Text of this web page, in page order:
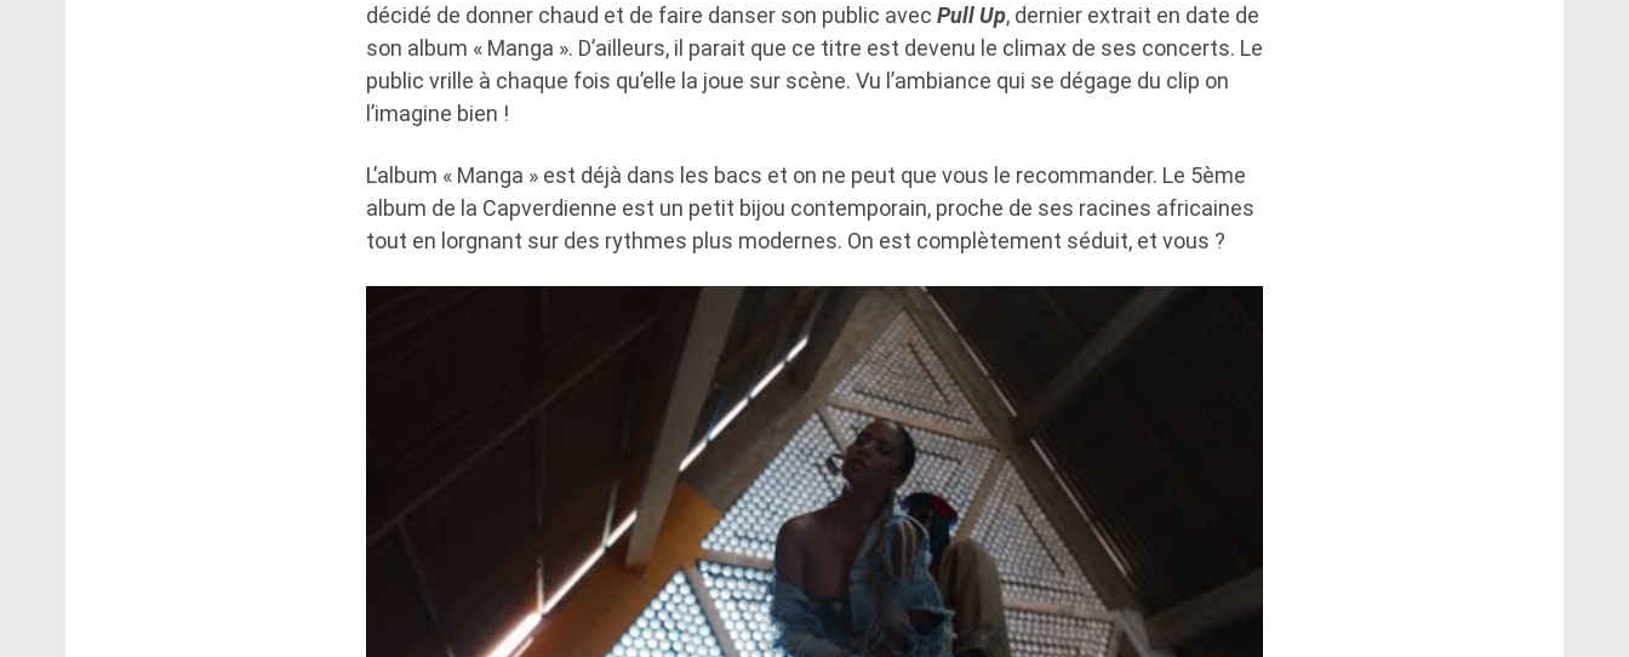
décidé de donner chaud et de faire danser son public avec Pull Up, dernier extrait en date de
son album « Manga ». D’ailleurs, il parait que ce titre est devenu le climax de ses concerts. Le
public vrille à chaque fois qu’elle la joue sur scène. Vu l’ambiance qui se dégage du clip on
l’imagine bien !
L’album « Manga » est déjà dans les bacs et on ne peut que vous le recommander. Le 5ème
album de la Capverdienne est un petit bijou contemporain, proche de ses racines africaines
tout en lorgnant sur des rythmes plus modernes. On est complètement séduit, et vous ?